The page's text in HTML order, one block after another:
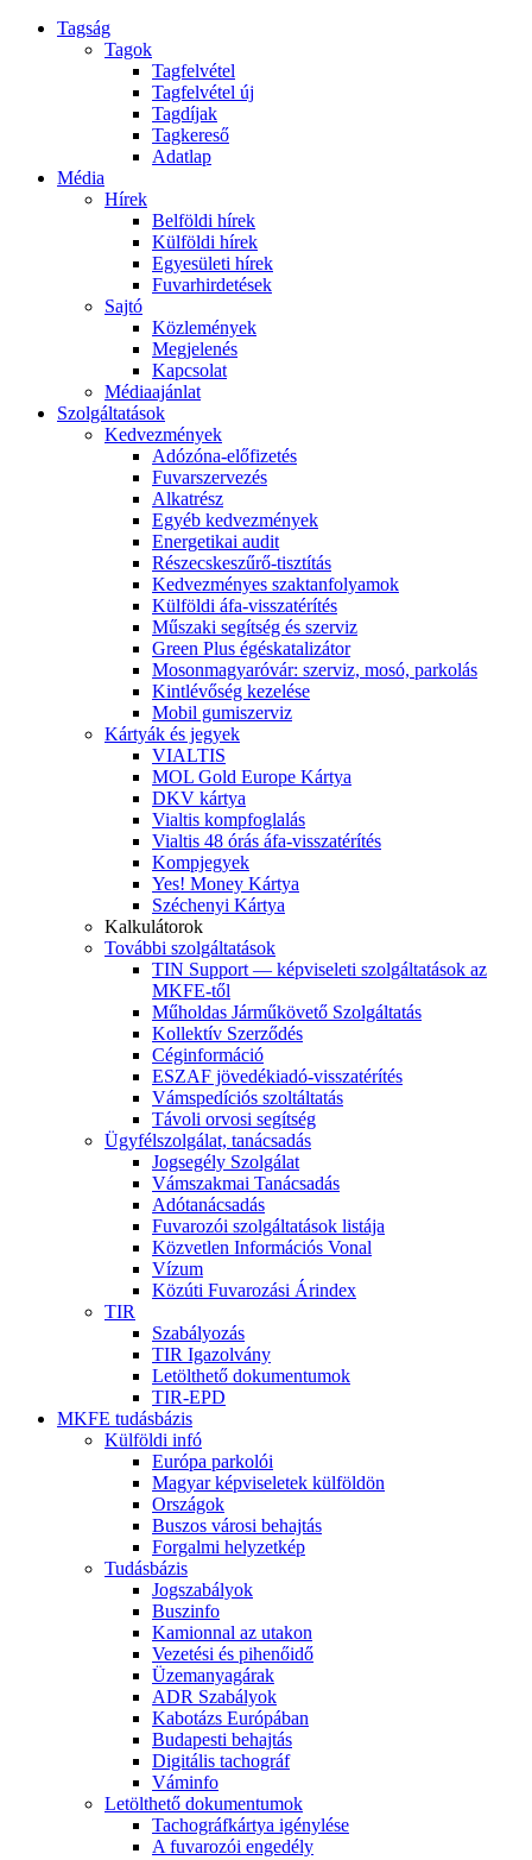
Tagság
Tagok
Tagfelvétel
Tagfelvétel új
Tagdíjak
Tagkereső
Adatlap
Média
Hírek
Belföldi hírek
Külföldi hírek
Egyesületi hírek
Fuvarhirdetések
Sajtó
Közlemények
Megjelenés
Kapcsolat
Médiaajánlat
Szolgáltatások
Kedvezmények
Adózóna-előfizetés
Fuvarszervezés
Alkatrész
Egyéb kedvezmények
Energetikai audit
Részecskeszűrő-tisztítás
Kedvezményes szaktanfolyamok
Külföldi áfa-visszatérítés
Műszaki segítség és szerviz
Green Plus égéskatalizátor
Mosonmagyaróvár: szerviz, mosó, parkolás
Kintlévőség kezelése
Mobil gumiszerviz
Kártyák és jegyek
VIALTIS
MOL Gold Europe Kártya
DKV kártya
Vialtis kompfoglalás
Vialtis 48 órás áfa-visszatérítés
Kompjegyek
Yes! Money Kártya
Széchenyi Kártya
Kalkulátorok
További szolgáltatások
TIN Support — képviseleti szolgáltatások az
MKFE-től
Műholdas Járműkövető Szolgáltatás
Kollektív Szerződés
Céginformáció
ESZAF jövedékiadó-visszatérítés
Vámspedíciós szoltáltatás
Távoli orvosi segítség
Ügyfélszolgálat, tanácsadás
Jogsegély Szolgálat
Vámszakmai Tanácsadás
Adótanácsadás
Fuvarozói szolgáltatások listája
Közvetlen Információs Vonal
Vízum
Közúti Fuvarozási Árindex
TIR
Szabályozás
TIR Igazolvány
Letölthető dokumentumok
TIR-EPD
MKFE tudásbázis
Külföldi infó
Európa parkolói
Magyar képviseletek külföldön
Országok
Buszos városi behajtás
Forgalmi helyzetkép
Tudásbázis
Jogszabályok
Buszinfo
Kamionnal az utakon
Vezetési és pihenőidő
Üzemanyagárak
ADR Szabályok
Kabotázs Európában
Budapesti behajtás
Digitális tachográf
Váminfo
Letölthető dokumentumok
Tachográfkártya igénylése
A fuvarozói engedély